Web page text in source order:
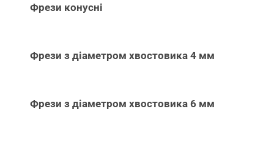
Фрези конусні
Фрези з діаметром хвостовика 4 мм
Фрези з діаметром хвостовика 6 мм